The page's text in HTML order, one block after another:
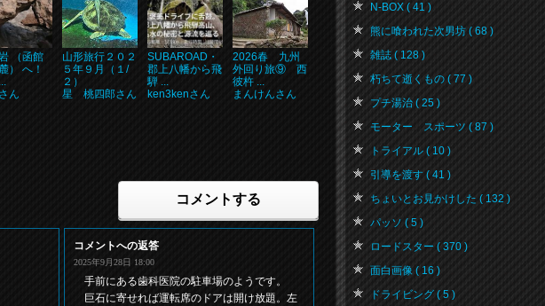
（函館
） へ！
ん
山形旅行２０２
５年９月（１/
２）
星 桃四郎さん
SUBAROAD・
郡上八幡から飛
騨 ...
ken3kenさん
2026春 九州
外回り旅⑨ 西
彼杵 ...
まんけんさん
コメントする
コメントへの返答
2025年9月28日 18:00
手前にある歯科医院の駐車場のようです。
巨石に寄せれば運転席のドアは開け放題。左
N-BOX ( 41 )
熊に喰われた次男坊 ( 68 )
雑誌 ( 128 )
朽ちて逝くもの ( 77 )
プチ湯治 ( 25 )
モーター スポーツ ( 87 )
トライアル ( 10 )
引導を渡す ( 41 )
ちょいとお見かけした ( 132 )
パッソ ( 5 )
ロードスター ( 370 )
面白画像 ( 16 )
ドライビング ( 5 )